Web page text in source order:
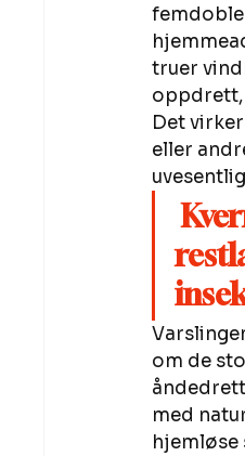
truer
oppdrett,
Det
eller
om de
med
hjemløse